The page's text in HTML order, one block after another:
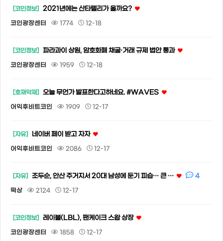
[코인정보] 2021년에는 산타랠리가 올까요?
코인광장센터 1774 12-18
[코인정보] 파라과이 상원, 암호화폐 채굴·거래 규제 법안 통과
코인광장센터 1959 12-18
[호재악재] 오늘 무언가 발표한다고하네요. #WAVES
어익후비트코인 1909 12-17
[자유] 네이버 페이 받고 자자
어익후비트코인 2086 12-17
[자유] 조두순, 안산 주거지서 20대 남성에 둔기 피습… 큰 … 4
떡상 2124 12-17
[코인정보] 레이블(LBL), 팬케이크 스왑 상장
코인광장센터 1858 12-17